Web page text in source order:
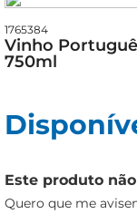
1765384
Vinho
750ml
Este produto
Quero que me
queijo
arroz
azeite
iogurte